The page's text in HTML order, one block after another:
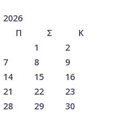
Π Σ
Κ
1
2
7 8
9
14 15
16
21 22
23
28 29
30